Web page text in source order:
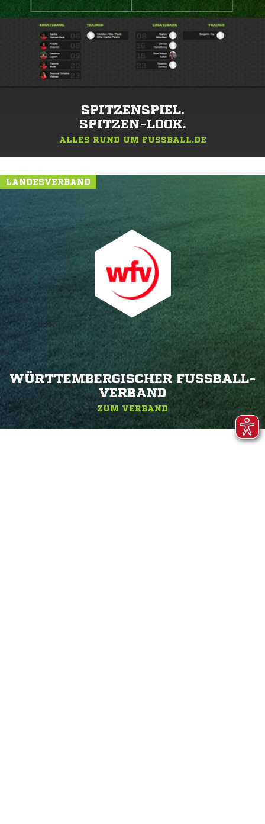
SPITZENSPIEL.
SPITZEN-LOOK.
ALLES RUND UM FUSSBALL.DE
LANDESVERBAND
WÜRTTEMBERGISCHER FUSSBALL-V
ERBAND
ZUM VERBAND